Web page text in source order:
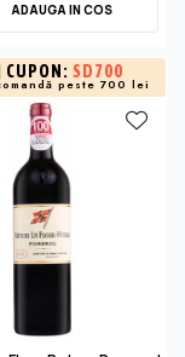
ADAUGA IN COS
CUPON: SD700
peste 700 lei